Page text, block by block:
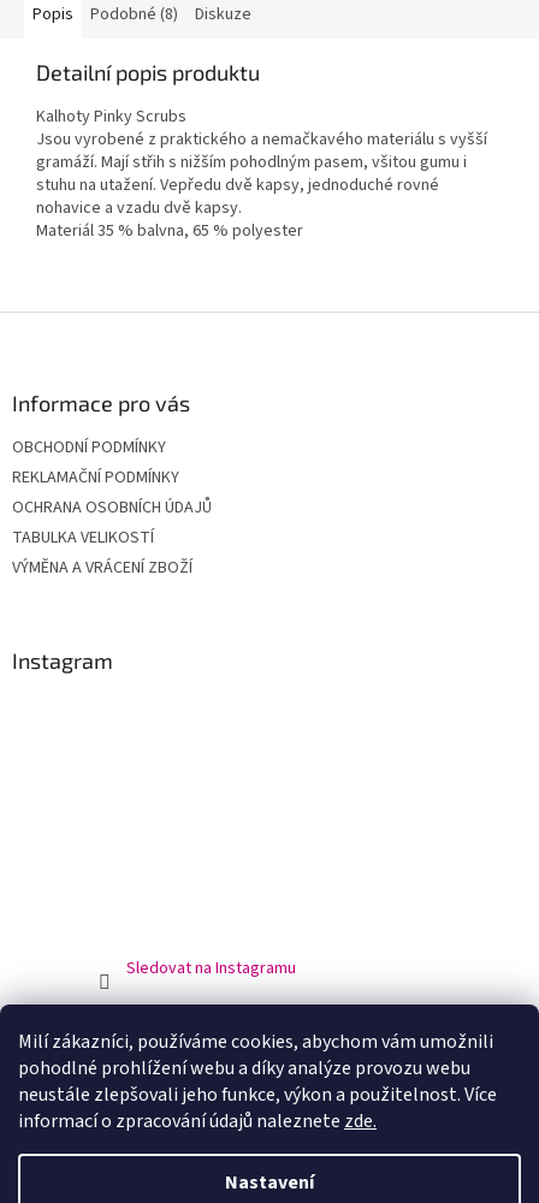
Milí zákazníci, používáme cookies, abychom vám umožnili
pohodlné prohlížení webu a díky analýze provozu webu
neustále zlepšovali jeho funkce, výkon a použitelnost. Více
informací o zpracování údajů naleznete zde.
Nastavení
Popis Podobné (8) Diskuze
Detailní popis produktu
Kalhoty Pinky Scrubs
Jsou vyrobené z praktického a nemačkavého materiálu s vyšší
gramáží. Mají střih s nižším pohodlným pasem, všitou gumu i
stuhu na utažení. Vepředu dvě kapsy, jednoduché rovné
nohavice a vzadu dvě kapsy.
Materiál 35 % balvna, 65 % polyester
Informace pro vás
OBCHODNÍ PODMÍNKY
REKLAMAČNÍ PODMÍNKY
OCHRANA OSOBNÍCH ÚDAJŮ
TABULKA VELIKOSTÍ
VÝMĚNA A VRÁCENÍ ZBOŽÍ
Instagram
Sledovat na Instagramu
Facebook
Vytvořil Shoptet